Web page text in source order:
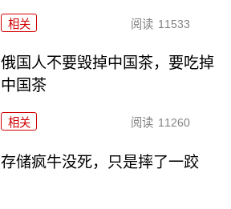
相关 阅读 11533
俄国人不要毁掉中国茶，要吃掉
中国茶
相关 阅读 11260
存储疯牛没死，只是摔了一跤